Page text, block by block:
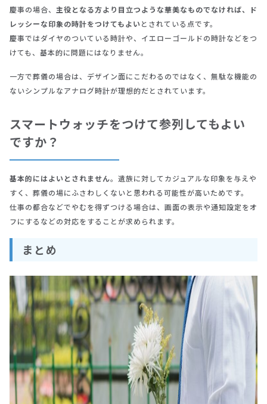
慶事の場合、 主役となる方より目立つような華美なものでなければ、ド
レッシーな印象の時計をつけてもよいとされている点です。
慶事ではダイヤのついている時計や、イエローゴールドの時計などをつ
けても、基本的に問題にはなりません。
一方で葬儀の場合は、デザイン面にこだわるのではなく、無駄な機能の
ないシンプルなアナログ時計が理想的だとされています。
スマートウォッチをつけて参列してもよい
ですか？
基本的にはよいとされません。遺族に対してカジュアルな印象を与えや
すく、葬儀の場にふさわしくないと思われる可能性が高いためです。
仕事の都合などでやむを得ずつける場合は、画面の表示や通知設定をオ
フにするなどの対応をすることが求められます。
まとめ